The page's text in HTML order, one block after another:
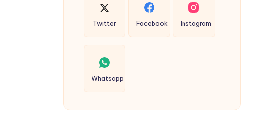
Twitter Facebook Instagram
Whatsapp